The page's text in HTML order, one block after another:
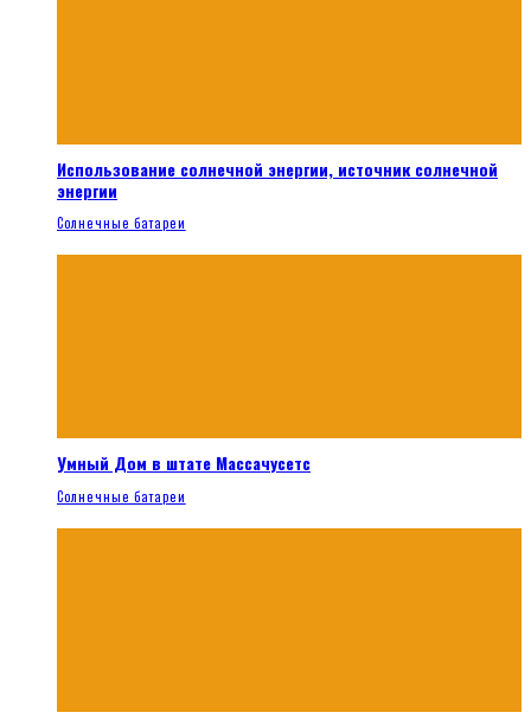
Использование солнечной энергии, источник солнечной
энергии
Солнечные батареи
Умный Дом в штате Массачусетс
Солнечные батареи